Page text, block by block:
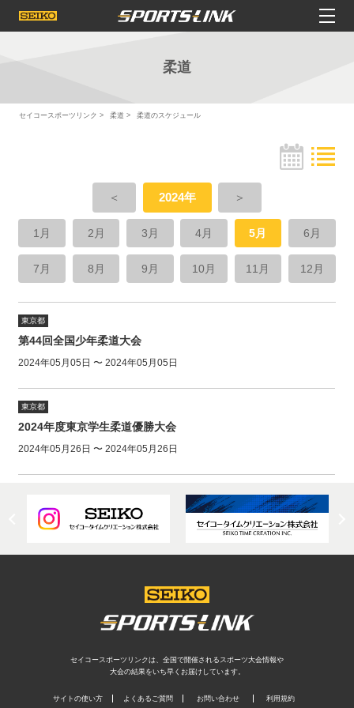
柔道
セイコースポーツリンク 柔道 柔道のスケジュール
＜ 2024年 ＞
1月 2月 3月 4月 5月 6月
7月 8月 9月 10月 11月 12月
東京都
第44回全国少年柔道大会
2024年05月05日 〜 2024年05月05日
東京都
2024年度東京学生柔道優勝大会
2024年05月26日 〜 2024年05月26日
セイコースポーツリンクは、全国で開催されるスポーツ大会情報や
大会の結果をいち早くお届けしています。
サイトの使い方 よくあるご質問 お問い合わせ 利用規約